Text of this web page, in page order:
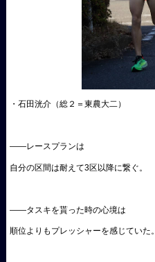
・石田洸介（総２＝東農大二）
――レースプランは
自分の区間は耐えて3区以降に繋ぐ。
――タスキを貰った時の心境は
順位よりもプレッシャーを感じていた。